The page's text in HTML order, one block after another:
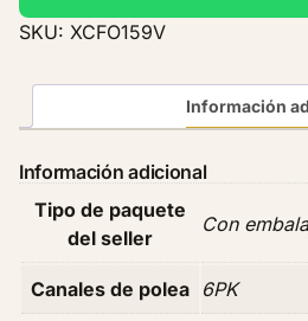
r
e
r
r
i
SKU: XCFO159V
Información
Información adicional
Tipo de paquete
del seller
Con
Canales de polea 6PK